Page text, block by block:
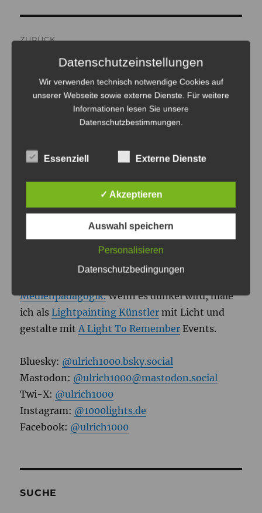
ZURÜCK
Vorheriger
Most Finns play, but not
computer.
Beitrag:
What is next?
ULRICH TAUSEND
Tagsüber bin ich Medienpädagogischer
Medienpädagogik.Wenn es dunkel wird, male
ich alsLightpainting Künstler mit Licht und
gestalte mitA Light To Remember Events.
Bluesky: @ulrich1000.bsky.social
Mastodon: @ulrich1000@mastodon.social
Twi-X: @ulrich1000
Instagram: @1000lights.de
Facebook: @ulrich1000
SUCHE
Datenschutzeinstellungen
Wir verwenden technisch notwendige Cookies auf
unserer Webseite sowie externe Dienste. Für weitere
Informationen lesen Sie unsere
Datenschutzbestimmungen.
Essenziell Externe Dienste
✓ Akzeptieren
Auswahl speichern
Personalisieren
Datenschutzbedingungen